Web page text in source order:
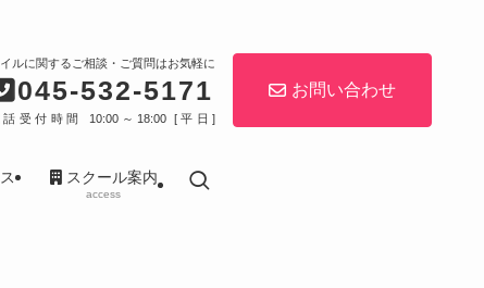
ルに関するご相談・ご質問はお気軽に
045-532-5171
話受付時間 10:00～18:00 [平日]
お問い合わせ
スクール案内
access